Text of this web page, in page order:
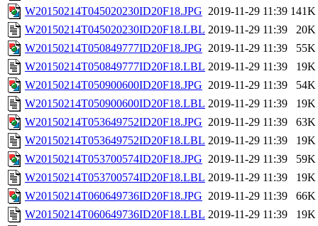
W20150214T045020230ID20F18.JPG 2019-11-29 11:39 141K
W20150214T045020230ID20F18.LBL 2019-11-29 11:39
20K
W20150214T050849777ID20F18.JPG 2019-11-29 11:39
55K
W20150214T050849777ID20F18.LBL 2019-11-29 11:39
19K
W20150214T050900600ID20F18.JPG 2019-11-29 11:39
54K
W20150214T050900600ID20F18.LBL 2019-11-29 11:39
19K
W20150214T053649752ID20F18.JPG 2019-11-29 11:39
63K
W20150214T053649752ID20F18.LBL 2019-11-29 11:39
19K
W20150214T053700574ID20F18.JPG 2019-11-29 11:39
59K
W20150214T053700574ID20F18.LBL 2019-11-29 11:39
19K
W20150214T060649736ID20F18.JPG 2019-11-29 11:39
66K
W20150214T060649736ID20F18.LBL 2019-11-29 11:39
19K